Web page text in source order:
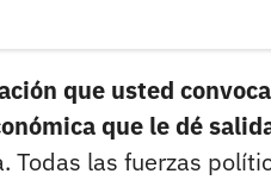
que usted
que le dé
Todas las fuerzas